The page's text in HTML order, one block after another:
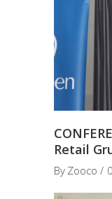
Retail
By Zooco